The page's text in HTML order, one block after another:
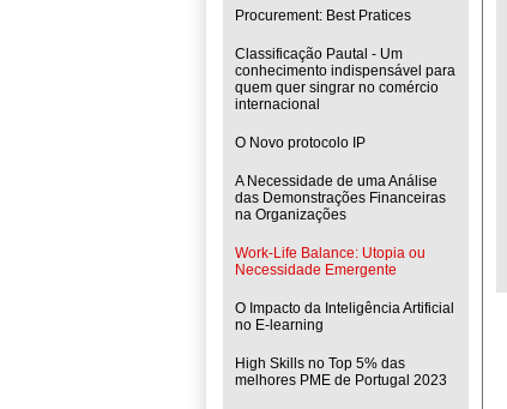
Procurement: Best Pratices
Classificação Pautal - Um
conhecimento indispensável para
quem quer singrar no comércio
internacional
O Novo protocolo IP
A Necessidade de uma Análise
das Demonstrações Financeiras
na Organizações
Work-Life Balance: Utopia ou
Necessidade Emergente
O Impacto da Inteligência Artificial
no E-learning
High Skills no Top 5% das
melhores PME de Portugal 2023